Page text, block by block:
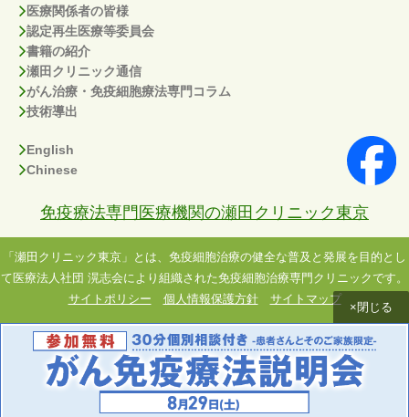
医療関係者の皆様
認定再生医療等委員会
書籍の紹介
瀬田クリニック通信
がん治療・免疫細胞療法専門コラム
技術導出
English
Chinese
免疫療法専門医療機関の瀬田クリニック東京
「瀬田クリニック東京」とは、免疫細胞治療の健全な普及と発展を目的とし
て医療法人社団 滉志会により組織された免疫細胞治療専門クリニックです。
サイトポリシー
個人情報保護方針 サイトマップ
Copyright(C) 2014 Seta Clinic Group All Rights Reserved.
×閉じる